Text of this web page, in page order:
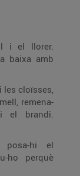
i el llorer.
baixa amb
les cloïsses,
remena-
el brandi.
posa-hi el
ho perquè